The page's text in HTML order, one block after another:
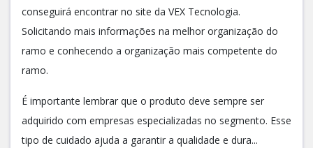
conseguirá encontrar no site da VEX Tecnologia.
Solicitando mais informações na melhor organização do
ramo e conhecendo a organização mais competente do
ramo.
É importante lembrar que o produto deve sempre ser
adquirido com empresas especializadas no segmento. Esse
tipo de cuidado ajuda a garantir a qualidade e dura...